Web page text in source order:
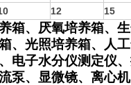
12 15
箱、厌氧培养箱、
、光照培养箱、人
电子水分仪测定仪
泵、显微镜、离心